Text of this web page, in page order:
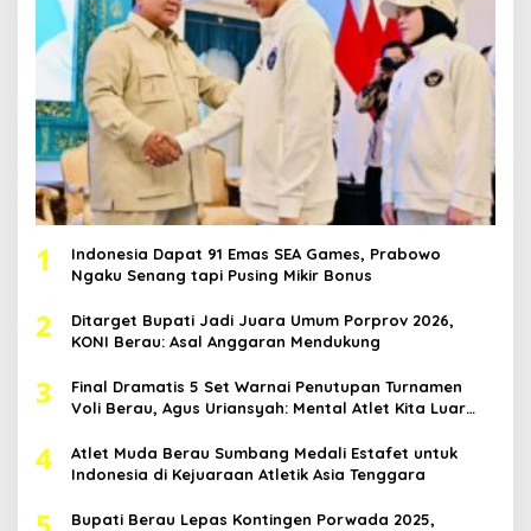
1
Indonesia Dapat 91 Emas SEA Games, Prabowo
Ngaku Senang tapi Pusing Mikir Bonus
2
Ditarget Bupati Jadi Juara Umum Porprov 2026,
KONI Berau: Asal Anggaran Mendukung
3
Final Dramatis 5 Set Warnai Penutupan Turnamen
Voli Berau, Agus Uriansyah: Mental Atlet Kita Luar
4
Atlet Muda Berau Sumbang Medali Estafet untuk
Indonesia di Kejuaraan Atletik Asia Tenggara
Bupati Berau Lepas Kontingen Porwada 2025,